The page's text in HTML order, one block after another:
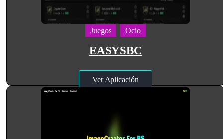
Juegos Ocio
EASYSBC
Ver Aplicación